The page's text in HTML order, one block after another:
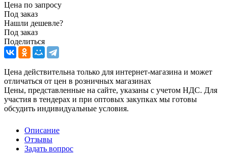
Цена по запросу
Под заказ
Нашли дешевле?
Под заказ
Поделиться
Цена действительна только для интернет-магазина и может
отличаться от цен в розничных магазинах
Цены, представленные на сайте, указаны с учетом НДС. Для
участия в тендерах и при оптовых закупках мы готовы
обсудить индивидуальные условия.
Описание
Отзывы
Задать вопрос